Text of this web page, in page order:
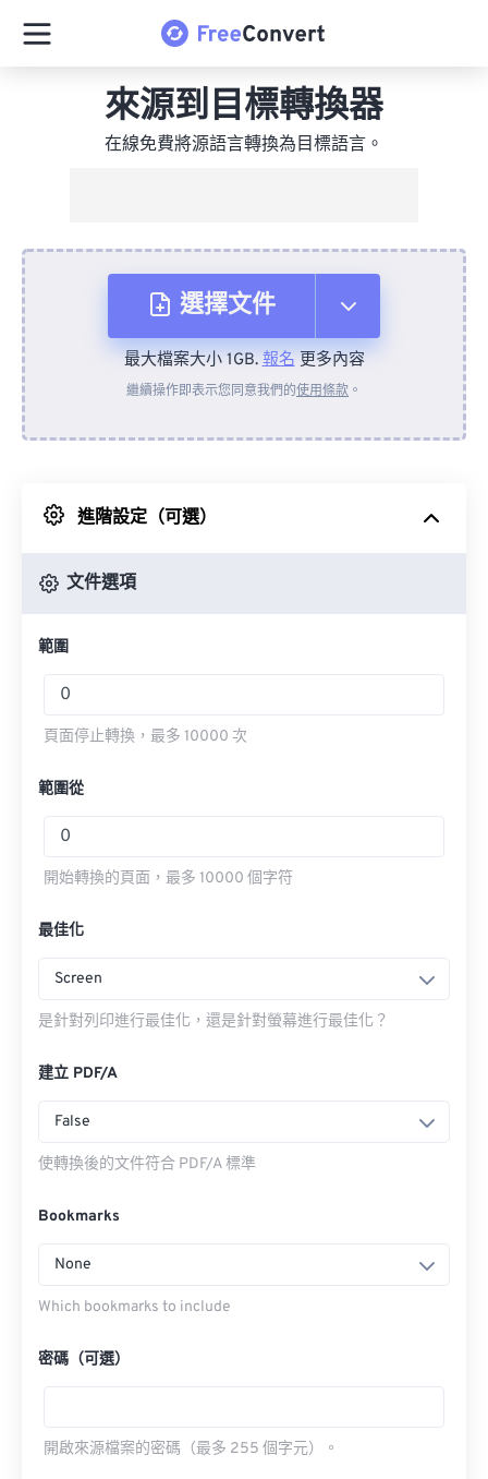
來源到目標轉換器
在線免費將源語言轉換為目標語言。
選擇文件
來自裝置
來自 Google 雲端硬碟
最大檔案大小 1GB.報名更多內容
繼續操作即表示您同意我們的使用條款 。
進階設定（可選）
文件選項
範圍
頁面停止轉換，最多 10000 次
範圍從
開始轉換的頁面，最多 10000 個字符
最佳化
Screen
是針對列印進行最佳化，還是針對螢幕進行最佳化？
建立 PDF/A
False
使轉換後的文件符合 PDF/A 標準
Bookmarks
None
Which bookmarks to include
密碼（可選）
開啟來源檔案的密碼（最多 255 個字元）。